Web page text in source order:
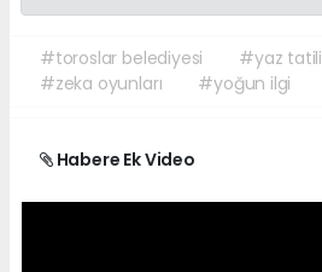
#toroslar belediyesi #yaz tatili
#zeka oyunları
#yoğun ilgi
Habere Ek Video